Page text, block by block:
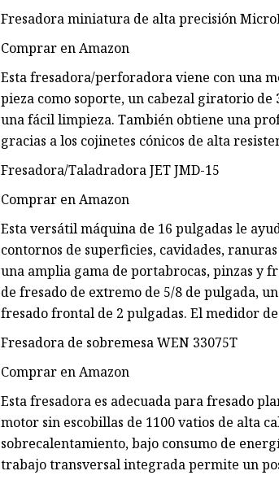
Fresadora miniatura de alta precisión
Comprar en Amazon
Esta fresadora/perforadora viene con una
pieza como soporte, un cabezal giratorio
una fácil limpieza. También obtiene una
gracias a los cojinetes cónicos de alta
Fresadora/Taladradora JET JMD-15
Comprar en Amazon
Esta versátil máquina de 16 pulgadas le
contornos de superficies, cavidades,
una amplia gama de portabrocas, pinzas y
de fresado de extremo de 5/8 de pulgada,
fresado frontal de 2 pulgadas. El medidor
Fresadora de sobremesa WEN 33075T
Comprar en Amazon
Esta fresadora es adecuada para fresado
motor sin escobillas de 1100 vatios de alta
sobrecalentamiento, bajo consumo de
trabajo transversal integrada permite un